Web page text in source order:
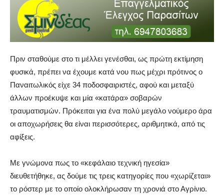
Πριν σταθούμε στο τι μέλλει γενέσθαι, ως πρώτη εκτίμηση
φυσικά, πρέπει να έχουμε κατά νου πως μέχρι πρότινος ο
Παναιτωλικός είχε 34 ποδοσφαιριστές, αφού και μεταξύ
άλλων προέκυψε και μία «κατάρα» σοβαρών
τραυματισμών. Πρόκειται για ένα πολύ μεγάλο νούμερο άρα
οι αποχωρήσεις θα είναι περισσότερες, αριθμητικά, από τις
αφίξεις.
Με γνώμονα πως το «κεφάλαιο τεχνική ηγεσία»
διευθετήθηκε, ας δούμε τις τρεις κατηγορίες που «χωρίζεται»
το ρόστερ με το οποίο ολοκλήρωσαν τη χρονιά στο Αγρίνιο.